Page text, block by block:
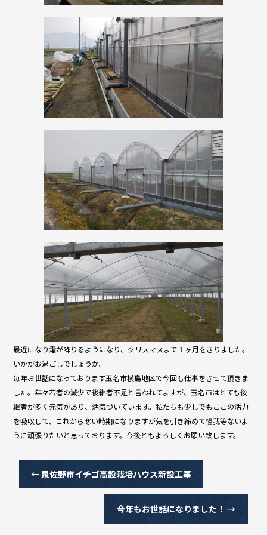
最近になり霜が降りるようになり、クリスマスまで１ヶ月をきりました。
いかがお過ごしでしょうか。
毎年お世話になっております玉名市横島地区で今回も仕事をさせて頂きま
した。年々若者の減少で後継者不足と言われてますが、玉名市はとても後
継者が多く元気があり、活気づいています。私たちも少しでもここの活力
を吸収して、これから寒い時期になりますが気を引き締めて怪我等ないよ
うに頑張りたいと思っております。今後ともよろしくお願い致します。
←泉佐野市イチゴ高設栽培ハウス新設工事
今年もお世話になりました！ →